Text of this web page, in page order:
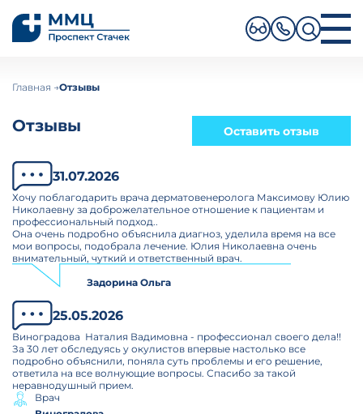
Услуги
Новости
Контакты
Записаться на прием
RuEn
+7 (812) 406-88-88
ПОИСК ПО САЙТУ
Главная Отзывы
Отзывы Оставить отзыв
31.07.2026
Хочу поблагодарить врача дерматовенеролога Максимову Юлию
Николаевну за доброжелательное отношение к пациентам и
профессиональный подход..
Она очень подробно объяснила диагноз, уделила время на все
мои вопросы, подобрала лечение. Юлия Николаевна очень
внимательный, чуткий и ответственный врач.
Задорина Ольга
25.05.2026
Виноградова Наталия Вадимовна - профессионал своего дела!!
За 30 лет обследуясь у окулистов впервые настолько все
подробно объяснили, поняла суть проблемы и его решение,
ответила на все волнующие вопросы. Спасибо за такой
неравнодушный прием.
Врач